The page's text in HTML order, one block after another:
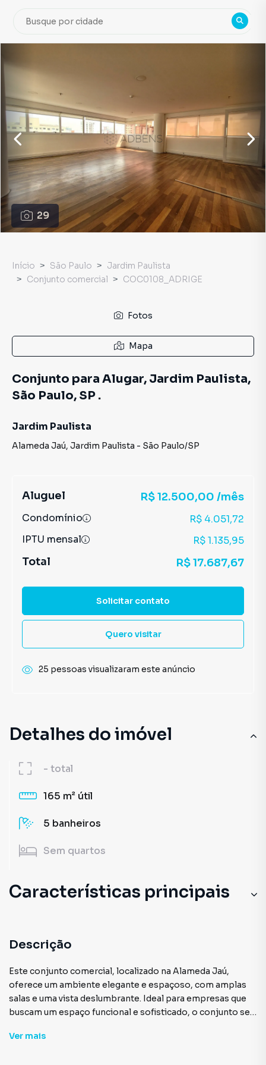
29
Detalhes do imóvel
- total
165 m² útil
5 banheiros
Sem quartos
Características principais
Elevador
Portaria 24 Horas
Divisória
Descrição
Este conjunto comercial, localizado na Alameda Jaú,
oferece um ambiente elegante e espaçoso, com amplas
salas e uma vista deslumbrante. Ideal para empresas que
buscam um espaço funcional e sofisticado, o conjunto se
adaptado a diferentes necessidades de negócios,
Ver mais
Início São Paulo
Jardim Paulista
Conjunto comercial
COC0108_ADRIGE
Fotos
Mapa
Conjunto para Alugar, Jardim Paulista,
São Paulo, SP .
Jardim Paulista
Alameda Jaú, Jardim Paulista - São Paulo/SP
Aluguel R$ 12.500,00 /mês
Condomínio
R$ 4.051,72
IPTU mensal
R$ 1.135,95
Total R$ 17.687,67
Solicitar contato
Quero visitar
25 pessoas visualizaram este anúncio